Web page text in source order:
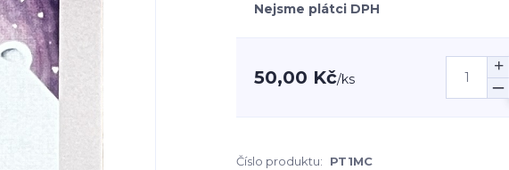
Nejsme plátci DPH
50,00 Kč/ks
Číslo produktu: PT1MC